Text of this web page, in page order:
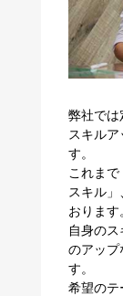
弊社では
スキル
す。
これま
スキル
おります
自身の
のアップ
す。
希望のテ